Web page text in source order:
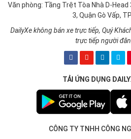
Văn phòng: Tầng Trệt Tòa Nhà D-
3, Quận Gò Vấp,
DailyXe không bán xe trực tiếp, Quý
trực tiếp người
TẢI ỨNG DỤNG
CÔNG TY TNHH CÔNG